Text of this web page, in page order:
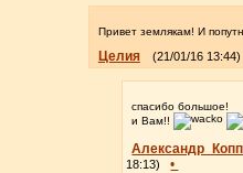
Привет землякам! И
Целия (21/01/16 13:44)
спасибо большое!
и Вам!!
Александр_Копп
18:13)
•